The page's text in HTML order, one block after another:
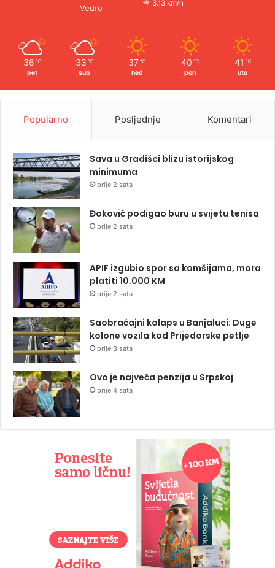
Vedro
3.13 km/h
36 ℃
pet
33 ℃
sub
37 ℃
ned
40 ℃
pon
41 ℃
uto
Popularno Posljednje Komentari
Sava u Gradišci blizu istorijskog
minimuma
prije 2 sata
Đoković podigao buru u svijetu tenisa
prije 2 sata
APIF izgubio spor sa komšijama, mora
platiti 10.000 KM
prije 2 sata
Saobraćajni kolaps u Banjaluci: Duge
kolone vozila kod Prijedorske petlje
prije 3 sata
Ovo je najveća penzija u Srpskoj
prije 4 sata